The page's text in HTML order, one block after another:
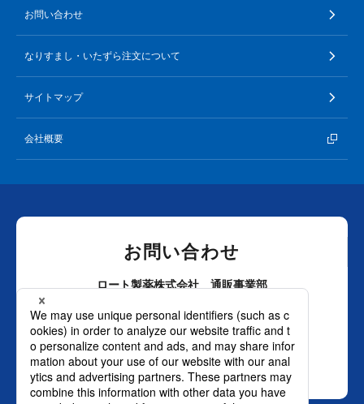
お問い合わせ
なりすまし・いたずら注文について
サイトマップ
会社概要
お問い合わせ
ロート製薬株式会社 通販事業部
0120-880-610
月～土：9時～21時 日祝：9時～18時
（年末年始を除く）
おかけ間違いのないようご注意ください。